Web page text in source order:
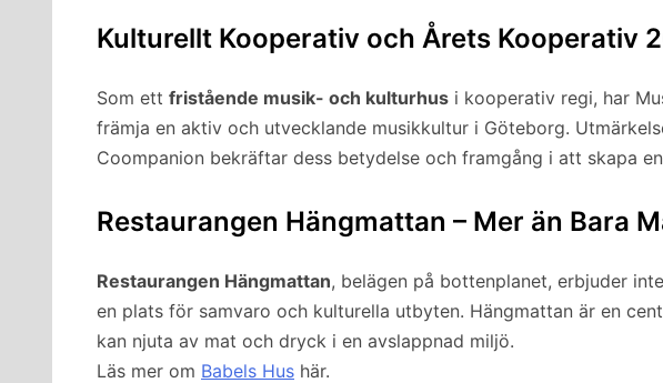
Kulturellt Kooperativ och Årets Kooperativ
Som ett fristående musik- och kulturhus i kooperativ regi, har
främja en aktiv och utvecklande musikkultur i Göteborg.
Coompanion bekräftar dess betydelse och framgång i att skapa
Restaurangen Hängmattan – Mer än Bara
Restaurangen Hängmattan, belägen på bottenplanet, erbjuder
en plats för samvaro och kulturella utbyten. Hängmattan är en
kan njuta av mat och dryck i en avslappnad miljö.
Läs mer om Babels Hus här.